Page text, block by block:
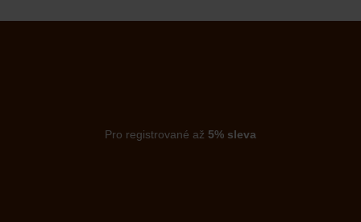
Pro registrované až 5% sleva